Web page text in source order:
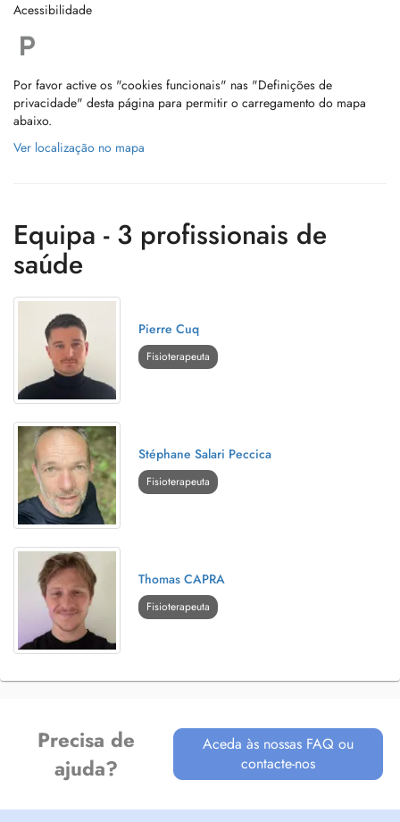
Acessibilidade
Por favor active os "cookies funcionais" nas "Definições de
privacidade" desta página para permitir o carregamento do mapa
abaixo.
Ver localização no mapa
Equipa - 3 profissionais de
saúde
Pierre Cuq
Fisioterapeuta
Stéphane Salari Peccica
Fisioterapeuta
Thomas CAPRA
Fisioterapeuta
Precisa de
ajuda?
Aceda às nossas FAQ ou
contacte-nos